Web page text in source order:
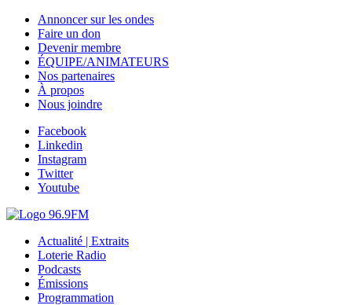
Annoncer sur les ondes
Faire un don
Devenir membre
ÉQUIPE/ANIMATEURS
Nos partenaires
À propos
Nous joindre
Facebook
Linkedin
Instagram
Twitter
Youtube
Actualité | Extraits
Loterie Radio
Podcasts
Émissions
Programmation